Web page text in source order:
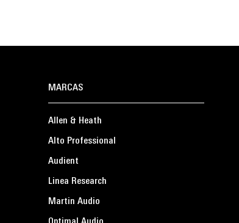
MARCAS
Allen & Heath
Alto Professional
Audient
Linea Research
Martin Audio